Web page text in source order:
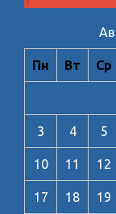
Пн Вт Ср
3 4 5
10 11 12
17 18 19